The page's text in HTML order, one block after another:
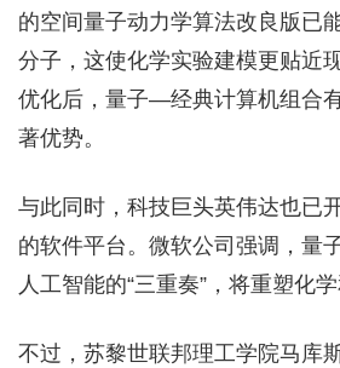
的空间量子动力学算法改良版已
分子，这使化学实验建模更贴近
优化后，量子—经典计算机组合
著优势。
与此同时，科技巨头英伟达也已
的软件平台。微软公司强调，量
人工智能的“三重奏”，将重塑化学
不过，苏黎世联邦理工学院马库